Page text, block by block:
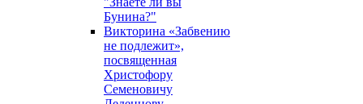
Бунина?"
Викторина «Забвению
не подлежит»,
посвященная
Христофору
Семеновичу